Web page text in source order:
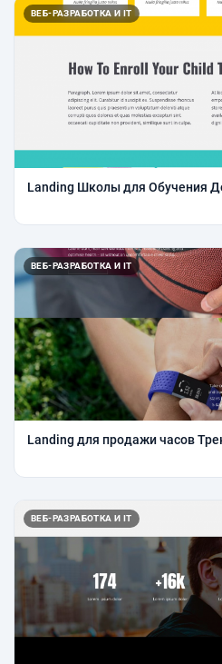
ВЕБ-РАЗРАБОТКА И IT
Landing Школы для Обучения
ВЕБ-РАЗРАБОТКА И IT
Landing для продажи часов
ВЕБ-РАЗРАБОТКА И IT